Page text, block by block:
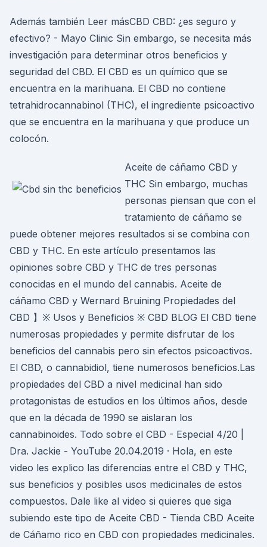
Además también Leer másCBD CBD: ¿es seguro y
efectivo? - Mayo Clinic Sin embargo, se necesita más
investigación para determinar otros beneficios y
seguridad del CBD. El CBD es un químico que se
encuentra en la marihuana. El CBD no contiene
tetrahidrocannabinol (THC), el ingrediente psicoactivo
que se encuentra en la marihuana y que produce un
colocón.
Aceite de cáñamo CBD y
THC Sin embargo, muchas
personas piensan que con el
tratamiento de cáñamo se
puede obtener mejores resultados si se combina con
CBD y THC. En este artículo presentamos las
opiniones sobre CBD y THC de tres personas
conocidas en el mundo del cannabis. Aceite de
cáñamo CBD y Wernard Bruining Propiedades del
CBD 】※ Usos y Beneficios ※ CBD BLOG El CBD tiene
numerosas propiedades y permite disfrutar de los
beneficios del cannabis pero sin efectos psicoactivos.
El CBD, o cannabidiol, tiene numerosos beneficios.Las
propiedades del CBD a nivel medicinal han sido
protagonistas de estudios en los últimos años, desde
que en la década de 1990 se aislaran los
cannabinoides. Todo sobre el CBD - Especial 4/20 |
Dra. Jackie - YouTube 20.04.2019 · Hola, en este
video les explico las diferencias entre el CBD y THC,
sus beneficios y posibles usos medicinales de estos
compuestos. Dale like al video si quieres que siga
subiendo este tipo de Aceite CBD - Tienda CBD Aceite
de Cáñamo rico en CBD con propiedades medicinales.